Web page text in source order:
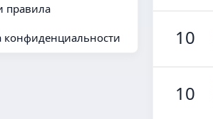
правила
конфиденциальности 10
10